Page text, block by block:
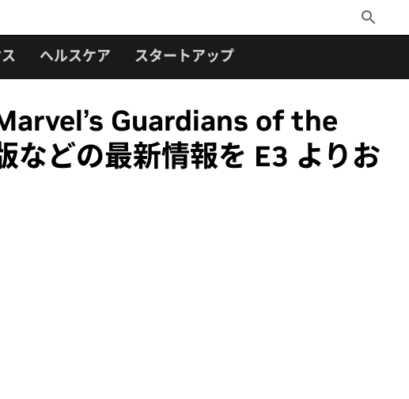
Toggle
Search
ヘルスケア スタートアップ
Guardians of the
どの最新情報を E3 よりお